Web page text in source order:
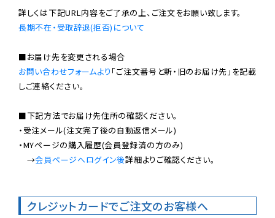
長期不在・受取辞退(拒否)について
お問い合わせフォームより 「ご注文番号と新・旧のお届け先」を記載
しご連絡ください。
■下記方法でお届け先住所の確認ください。
・受注メール(注文完了後の自動返信メール)
・MYページの購入履歴(会員登録済の方のみ)
→会員ページへログイン後詳細よりご確認ください。
クレジットカードでご注文のお客様へ